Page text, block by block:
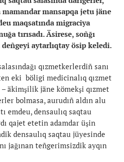
mansapqa jetu jäne
maqsatında migraciya
tırısadı. Äsirese, soñğı
aytarlıqtay ösip keledi.
qızmetkerlerdiñ sanı
eki böligi medicinalıq qızmet
äkim­şilik jäne kömekşi qızmet
bolmasa, aurudıñ aldın alu
emdeu, densaulıq saqtau
qajet etetin adamdar üşin
densaulıq saqtau jüyesinde
jağınan teñgerimsizdik ayqın